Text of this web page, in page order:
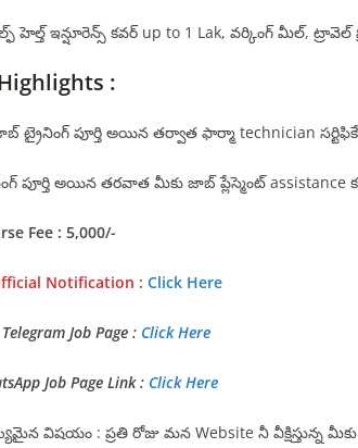
హెల్త్ ఇన్షూరెన్స్ కవర్ up to 1 Lak, వర్కింగ్ మీల్, ట్రావెల్
:
ట్రైనింగ్ పూర్తి అయిన తర్వాత ఫార్మా technician
పూర్తి అయిన తరవాత మీకు జాబ్ ప్లేస్మెంట్ assistance
Fee : 5,000/-
Notification : Click Here
Job Page : Click Here
Job Page Link : Click Here
విషయం : ప్రతి రోజు మన Website నీ వీక్షిస్తున్న